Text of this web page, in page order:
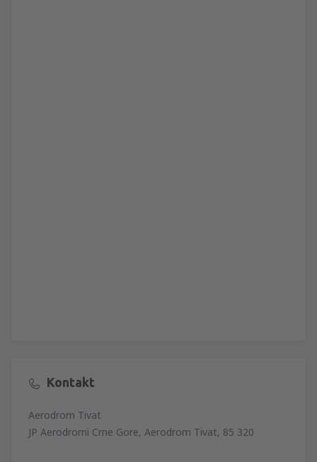
Kontakt
Aerodrom Tivat
JP Aerodromi Crne Gore, Aerodrom Tivat, 85 320